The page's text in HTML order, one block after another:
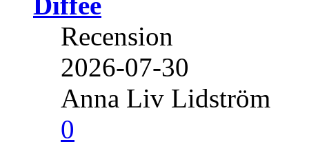
Recension
2026-07-30
Anna Liv Lidström
0